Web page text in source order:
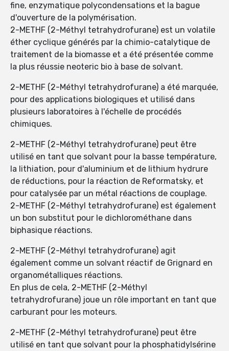
fine, enzymatique polycondensations et la bague
d'ouverture de la polymérisation.
2-METHF (2-Méthyl tetrahydrofurane) est un volatile
éther cyclique générés par la chimio-catalytique de
traitement de la biomasse et a été présentée comme
la plus réussie neoteric bio à base de solvant.
2-METHF (2-Méthyl tetrahydrofurane) a été marquée,
pour des applications biologiques et utilisé dans
plusieurs laboratoires à l'échelle de procédés
chimiques.
2-METHF (2-Méthyl tetrahydrofurane) peut être
utilisé en tant que solvant pour la basse température,
la lithiation, pour d'aluminium et de lithium hydrure
de réductions, pour la réaction de Reformatsky, et
pour catalysée par un métal réactions de couplage.
2-METHF (2-Méthyl tetrahydrofurane) est également
un bon substitut pour le dichlorométhane dans
biphasique réactions.
2-METHF (2-Méthyl tetrahydrofurane) agit
également comme un solvant réactif de Grignard en
organométalliques réactions.
En plus de cela, 2-METHF (2-Méthyl
tetrahydrofurane) joue un rôle important en tant que
carburant pour les moteurs.
2-METHF (2-Méthyl tetrahydrofurane) peut être
utilisé en tant que solvant pour la phosphatidylsérine